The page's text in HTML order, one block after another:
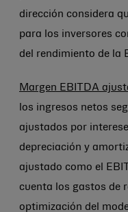
dirección considera
para los inversores
del rendimiento de la
Margen EBITDA
los ingresos netos
ajustados por
depreciación y
ajustado como el
cuenta los gastos de
optimización del